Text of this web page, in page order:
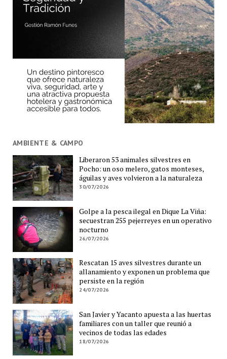
AMBIENTE & CAMPO
Liberaron 53 animales silvestres en
Pocho: un oso melero, gatos monteses,
águilas y aves volvieron a la naturaleza
30/07/2026
Golpe a la pesca ilegal en Dique La Viña:
secuestran 255 pejerreyes en un operativo
nocturno
26/07/2026
Rescatan 15 aves silvestres durante un
allanamiento y exponen un problema que
persiste en la región
24/07/2026
San Javier y Yacanto apuesta a las huertas
familiares con un taller que reunió a
vecinos de todas las edades
18/07/2026